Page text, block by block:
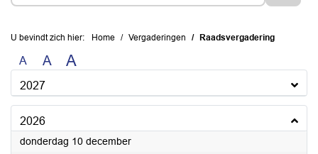
U bevindt zich hier: Home Vergaderingen Raadsvergadering
A A A
2027
2026
donderdag 10 december2026